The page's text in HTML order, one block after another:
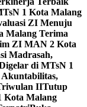
1 Kota Malang
ZI Menuju
Malang Terima
ZI MAN 2 Kota
Madrasah,
di MTsN 1
IITutup
Kota Malang